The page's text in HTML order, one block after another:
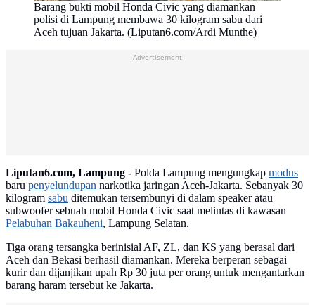
Barang bukti mobil Honda Civic yang diamankan
polisi di Lampung membawa 30 kilogram sabu dari
Aceh tujuan Jakarta. (Liputan6.com/Ardi Munthe)
Advertisement
Liputan6.com, Lampung - Polda Lampung mengungkap modus
baru penyelundupan narkotika jaringan Aceh-Jakarta. Sebanyak 30
kilogram sabu ditemukan tersembunyi di dalam speaker atau
subwoofer sebuah mobil Honda Civic saat melintas di kawasan
Pelabuhan Bakauheni, Lampung Selatan.
Tiga orang tersangka berinisial AF, ZL, dan KS yang berasal dari
Aceh dan Bekasi berhasil diamankan. Mereka berperan sebagai
kurir dan dijanjikan upah Rp 30 juta per orang untuk mengantarkan
barang haram tersebut ke Jakarta.